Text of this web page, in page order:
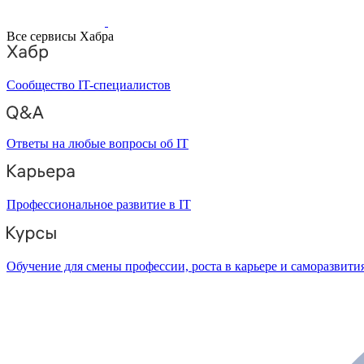
Все сервисы Хабра
Сообщество IT-специалистов
Ответы на любые вопросы об IT
Профессиональное развитие в IT
Обучение для смены профессии, роста в карьере и